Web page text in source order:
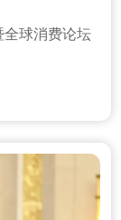
全球消费论坛